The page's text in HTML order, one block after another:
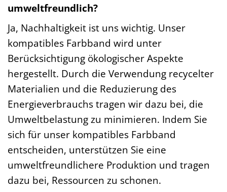
umweltfreundlich?
Ja, Nachhaltigkeit ist uns wichtig. Unser
kompatibles Farbband wird unter
Berücksichtigung ökologischer Aspekte
hergestellt. Durch die Verwendung recycelter
Materialien und die Reduzierung des
Energieverbrauchs tragen wir dazu bei, die
Umweltbelastung zu minimieren. Indem Sie
sich für unser kompatibles Farbband
entscheiden, unterstützen Sie eine
umweltfreundlichere Produktion und tragen
dazu bei, Ressourcen zu schonen.